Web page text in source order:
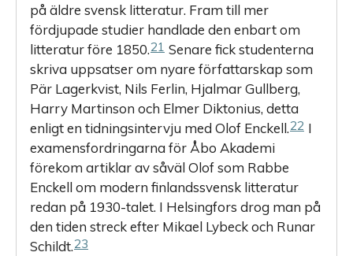
på äldre svensk litteratur. Fram till mer
fördjupade studier handlade den enbart om
litteratur före 1850.21 Senare fick studenterna
skriva uppsatser om nyare författarskap som
Pär Lagerkvist, Nils Ferlin, Hjalmar Gullberg,
Harry Martinson och Elmer Diktonius, detta
enligt en tidningsintervju med Olof Enckell.22 I
examensfordringarna för Åbo Akademi
förekom artiklar av såväl Olof som Rabbe
Enckell om modern finlandssvensk litteratur
redan på 1930-talet. I Helsingfors drog man på
den tiden streck efter Mikael Lybeck och Runar
Schildt.23